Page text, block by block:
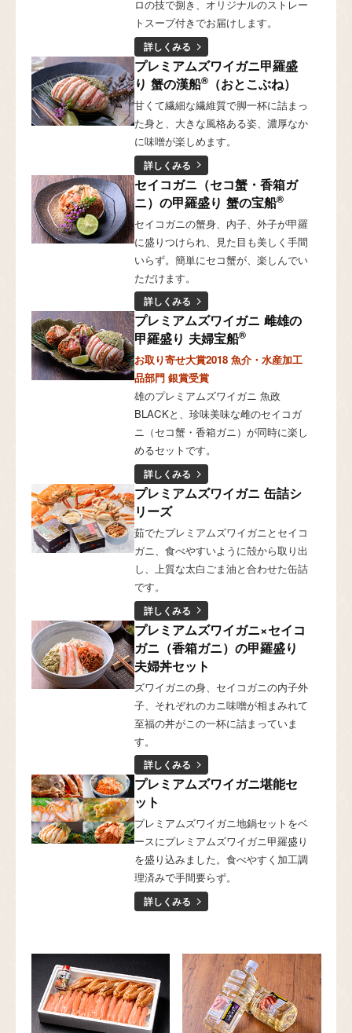
ロの技で捌き、オリジナルのストレー
トスープ付きでお届けします。
詳しくみる
プレミアムズワイガニ甲羅盛
り 蟹の漢船® （おとこぶね）
甘くて繊細な繊維質で脚一杯に詰まっ
た身と、大きな風格ある姿、濃厚なか
に味噌が楽しめます。
詳しくみる
セイコガニ（セコ蟹・香箱ガ
ニ）の甲羅盛り 蟹の宝船®
セイコガニの蟹身、内子、外子が甲羅
に盛りつけられ、見た目も美しく手間
いらず。簡単にセコ蟹が、楽しんでい
ただけます。
詳しくみる
プレミアムズワイガニ 雌雄の
甲羅盛り 夫婦宝船®
お取り寄せ大賞2018 魚介・水産加工
品部門 銀賞受賞
雄のプレミアムズワイガニ 魚政
BLACKと、珍味美味な雌のセイコガ
ニ（セコ蟹・香箱ガニ）が同時に楽し
めるセットです。
詳しくみる
プレミアムズワイガニ 缶詰シ
リーズ
茹でたプレミアムズワイガニとセイコ
ガニ、食べやすいように殻から取り出
し、上質な太白ごま油と合わせた缶詰
です。
詳しくみる
プレミアムズワイガニ×セイコ
ガニ（香箱ガニ）の甲羅盛り
夫婦丼セット
ズワイガニの身、セイコガニの内子外
子、それぞれのカニ味噌が相まみれて
至福の丼がこの一杯に詰まっていま
す。
詳しくみる
プレミアムズワイガニ堪能セ
ット
プレミアムズワイガニ地鍋セットをベ
ースにプレミアムズワイガニ甲羅盛り
を盛り込みました。食べやすく加工調
理済みで手間要らず。
詳しくみる